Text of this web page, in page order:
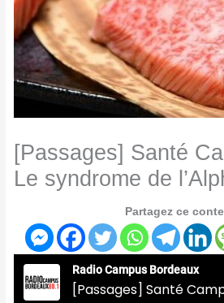
[Passages] Santé
Le syndrome de
Partagez ce
Radio Campus Bordeaux